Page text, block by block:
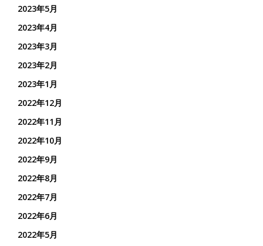
2023年5月
2023年4月
2023年3月
2023年2月
2023年1月
2022年12月
2022年11月
2022年10月
2022年9月
2022年8月
2022年7月
2022年6月
2022年5月